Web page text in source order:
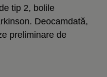
tip 2, bolile
Deocamdată,
preliminare de